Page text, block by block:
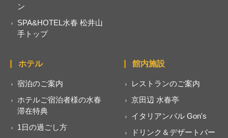
ン
SPA&HOTEL水春 松井山
手トップ
ホテル
宿泊のご案内
ホテルご宿泊者様の水春
滞在特典
1日の過ごし方
館内施設
レストランのご案内
京田辺 水春亭
イタリアンバル Gon's
ドリンク＆デザートバー